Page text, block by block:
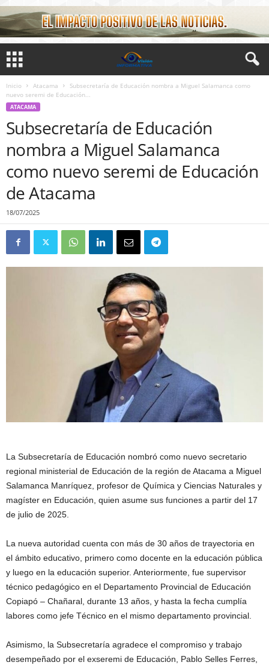
Inicio Atacama
Subsecretaría de Educación nombra a Miguel Salamanca como
nuevo seremi de Educación...
ATACAMA
Subsecretaría de Educación
nombra a Miguel Salamanca
como nuevo seremi de Educación
de Atacama
18/07/2025
por
correo
electrónico
La Subsecretaría de Educación nombró como nuevo secretario
regional ministerial de Educación de la región de Atacama a Miguel
Salamanca Manríquez, profesor de Química y Ciencias Naturales y
magíster en Educación, quien asume sus funciones a partir del 17
de julio de 2025.
La nueva autoridad cuenta con más de 30 años de trayectoria en
el ámbito educativo, primero como docente en la educación pública
y luego en la educación superior. Anteriormente, fue supervisor
técnico pedagógico en el Departamento Provincial de Educación
Copiapó – Chañaral, durante 13 años, y hasta la fecha cumplía
labores como jefe Técnico en el mismo departamento provincial.
Asimismo, la Subsecretaría agradece el compromiso y trabajo
desempeñado por el exseremi de Educación, Pablo Selles Ferres,